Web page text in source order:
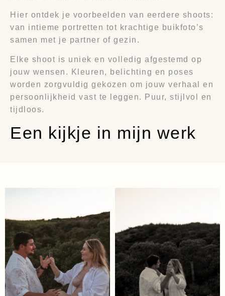
Hier ontdek je voorbeelden van eerdere shoots:
van intieme portretten tot krachtige buikfoto’s
samen met je partner of gezin.
Elke shoot is uniek en volledig afgestemd op
jouw wensen. Kleuren, belichting en poses
worden zorgvuldig gekozen om jouw verhaal en
persoonlijkheid vast te leggen. Puur, stijlvol en
tijdloos.
Een kijkje in mijn werk